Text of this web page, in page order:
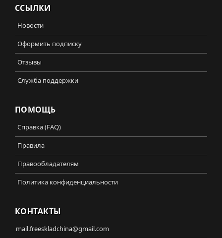
ССЫЛКИ
Новости
Оформить подписку
Отзывы
Служба поддержки
ПОМОЩЬ
Справка (FAQ)
Правила
Правообладателям
Политика конфиденциальности
КОНТАКТЫ
mail.freeskladchina@gmail.com